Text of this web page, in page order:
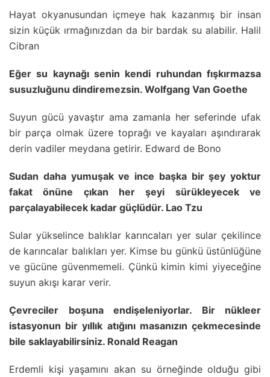
Hayat okyanusundan içmeye hak kazanmış bir insan
sizin küçük ırmağınızdan da bir bardak su alabilir. Halil
Cibran
Eğer su kaynağı senin kendi ruhundan fışkırmazsa
susuzluğunu dindiremezsin. Wolfgang Van Goethe
Suyun gücü yavaştır ama zamanla her seferinde ufak
bir parça olmak üzere toprağı ve kayaları aşındırarak
derin vadiler meydana getirir. Edward de Bono
Sudan daha yumuşak ve ince başka bir şey yoktur
fakat önüne çıkan her şeyi sürükleyecek ve
parçalayabilecek kadar güçlüdür. Lao Tzu
Sular yükselince balıklar karıncaları yer sular çekilince
de karıncalar balıkları yer. Kimse bu günkü üstünlüğüne
ve gücüne güvenmemeli. Çünkü kimin kimi yiyeceğine
suyun akışı karar verir.
Çevreciler boşuna endişeleniyorlar. Bir nükleer
istasyonun bir yıllık atığını masanızın çekmecesinde
bile saklayabilirsiniz. Ronald Reagan
Erdemli kişi yaşamını akan su örneğinde olduğu gibi